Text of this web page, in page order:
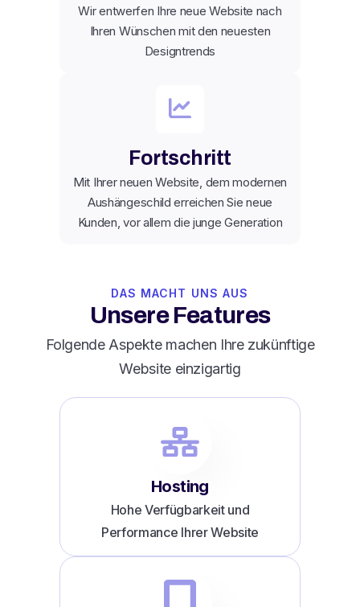
Wir entwerfen Ihre neue Website nach
Ihren Wünschen mit den neuesten
Designtrends
Fortschritt
Mit Ihrer neuen Website, dem modernen
Aushängeschild erreichen Sie neue
Kunden, vor allem die junge Generation
DAS MACHT UNS AUS
Unsere Features
Folgende Aspekte machen Ihre zukünftige
Website einzigartig
Hosting
Hohe Verfügbarkeit und
Performance Ihrer Website